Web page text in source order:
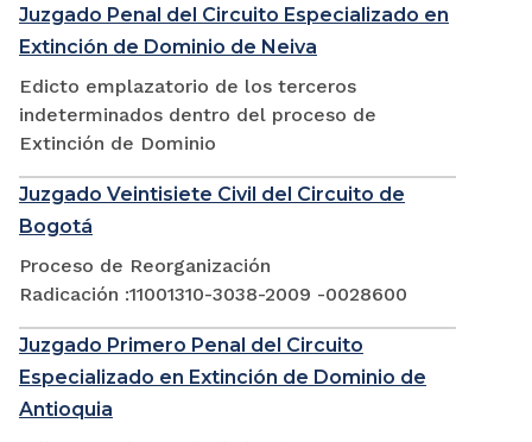
Juzgado Penal del Circuito Especializado en
Extinción de Dominio de Neiva
Edicto emplazatorio de los terceros
indeterminados dentro del proceso de
Extinción de Dominio
Juzgado Veintisiete Civil del Circuito de
Bogotá
Proceso de Reorganización
Radicación :11001310-3038-2009 -0028600
Juzgado Primero Penal del Circuito
Especializado en Extinción de Dominio de
Antioquia